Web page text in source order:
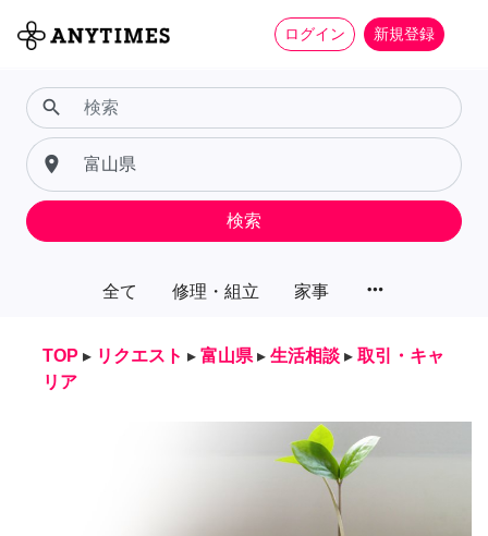
ログイン 新規登録
全て 修理・組立 家事 more_horiz
search
place
検索
TOP ▸ リクエスト ▸ 富山県 ▸ 生活相談 ▸ 取引・キャ
リア